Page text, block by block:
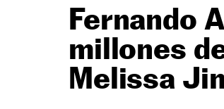
Fernando
millones
Melissa